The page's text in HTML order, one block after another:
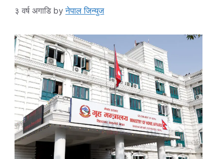
३ वर्ष अगाडि byनेपाल जिन्युज